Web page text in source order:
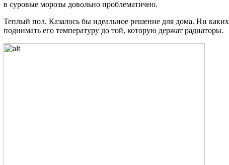
в суровые морозы довольно проблематично.
Теплый пол. Казалось бы идеальное решение для дома. Ни
поднимать его температуру до той, которую держат радиаторы.